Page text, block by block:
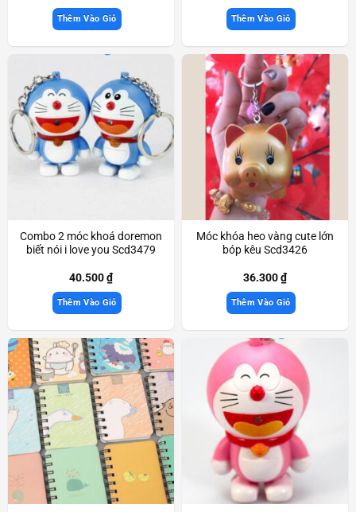
Thêm Vào Giỏ Thêm Vào Giỏ
Combo 2 móc khoá doremon
biết nói i love you Scd3479
40.500₫
Thêm Vào Giỏ
Móc khóa heo vàng cute lớn
bóp kêu Scd3426
36.300₫
Thêm Vào Giỏ